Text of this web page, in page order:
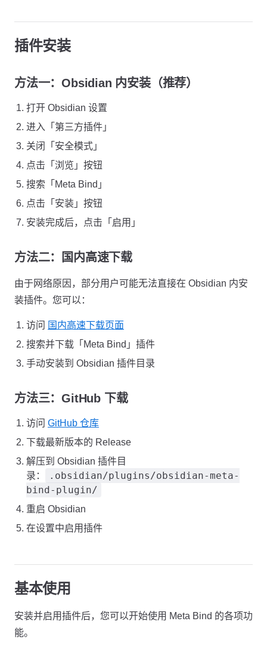
插件安装
方法一：Obsidian 内安装（推荐）
打开 Obsidian 设置
进入「第三方插件」
关闭「安全模式」
点击「浏览」按钮
搜索「Meta Bind」
点击「安装」按钮
安装完成后，点击「启用」
方法二：国内高速下载
由于网络原因，部分用户可能无法直接在 Obsidian 内安
装插件。您可以：
访问 国内高速下载页面
搜索并下载「Meta Bind」插件
手动安装到 Obsidian 插件目录
方法三：GitHub 下载
访问 GitHub 仓库
下载最新版本的 Release
解压到 Obsidian 插件目
录：
.obsidian/plugins/obsidian-meta-
bind-plugin/
重启 Obsidian
在设置中启用插件
基本使用
安装并启用插件后，您可以开始使用 Meta Bind 的各项功
能。